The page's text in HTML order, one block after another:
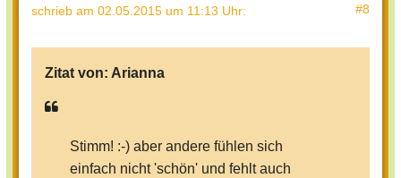
schrieb am 02.05.2015 um 11:13 Uhr: #8
Zitat von: Arianna
Stimm! :-) aber andere fühlen sich
einfach nicht 'schön' und fehlt auch